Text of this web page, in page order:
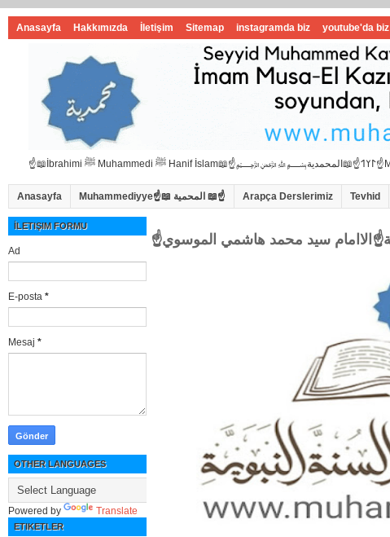
Anasayfa Hakkımızda İletişim Sitemap instagramda biz youtube'da biz
Anasayfa Muhammediyye☝📖 المحمية 📖☝ Arapça Derslerimiz Tevhid
İLETIŞIM FORMU
Ad
E-posta *
Mesaj *
OTHER LANGUAGES
Powered by Translate
ETIKETLER